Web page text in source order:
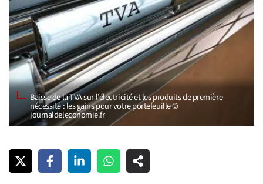
Baisse de la TVA sur l’électricité et les produits de première
nécessité : les gains pour votre portefeuille ©
journaldeleconomie.fr